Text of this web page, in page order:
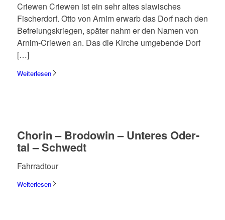
Crie­wen Crie­wen ist ein sehr altes slawi­sches
Fischer­dorf. Otto von Arnim erwarb das Dorf nach den
Befrei­ungs­krie­gen, später nahm er den Namen von
Arnim-Crie­­wen an. Das die Kirche umge­bende Dorf
[…]
Weiterlesen
Chorin – Brodo­win – Unte­res Oder­
tal – Schwedt
Fahr­rad­tour
Weiterlesen